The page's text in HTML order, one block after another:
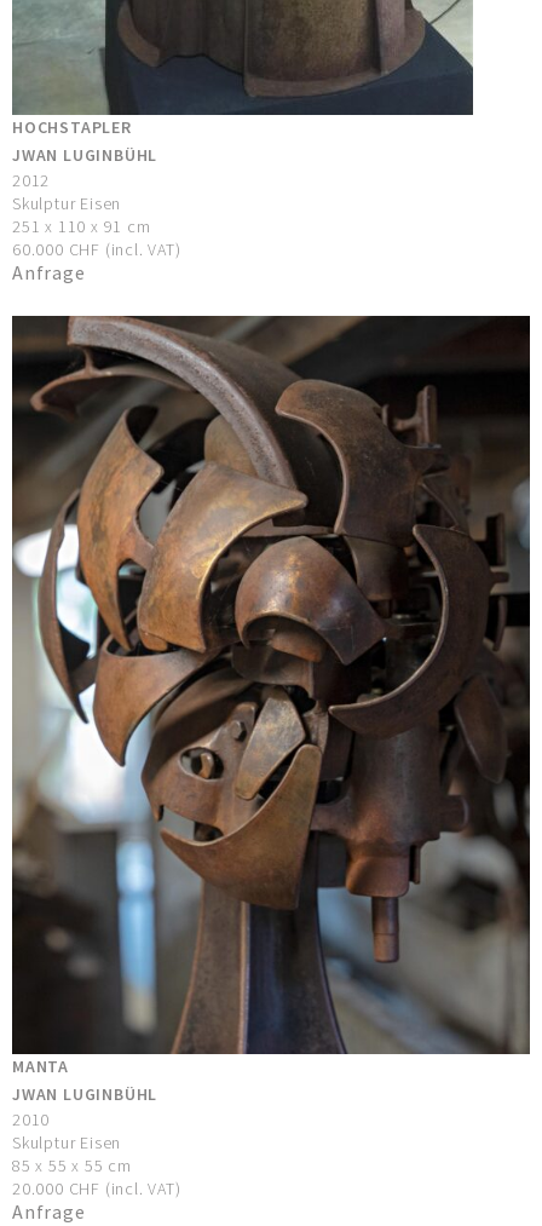
HOCHSTAPLER
JWAN LUGINBÜHL
2012
Skulptur Eisen
251 x 110 x 91 cm
60.000 CHF (incl. VAT)
Anfrage
MANTA
JWAN LUGINBÜHL
2010
Skulptur Eisen
85 x 55 x 55 cm
20.000 CHF (incl. VAT)
Anfrage